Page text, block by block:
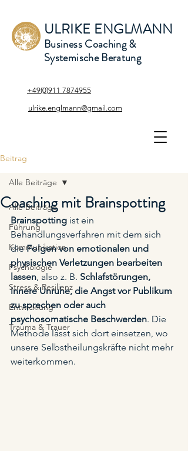
ULRIKE ENGLMANN
Business Coaching &
Systemische Beratung
+49(0)911 7874955
ulrike.englmann@gmail.com
Beitrag
Alle Beiträge
Führung
Kommunikation
Psychologie
Stress & Resilienz
Entwicklung
Trauma & Trauer
Alle Beiträge
Coaching mit Brainspotting
Brainspotting ist ein
Behandlungsverfahren mit dem sich
die Folgen von emotionalen und
physischen Verletzungen bearbeiten
lassen, also z. B. Schlafstörungen,
innere Unruhe, die Angst vor Publikum
zu sprechen oder auch
psychosomatische Beschwerden. Die
Methode lässt sich dort einsetzen, wo
unsere Selbstheilungskräfte nicht mehr
weiterkommen.